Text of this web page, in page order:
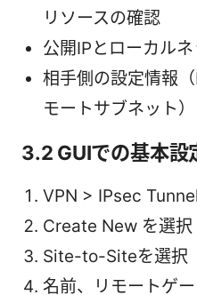
リソースの確認
公開IPとローカル
相手側の設定情報
モートサブネット）
3.2 GUIでの基本設
VPN > IPsec
Create New を選択
Site-to-Siteを選択
名前、リモートゲ